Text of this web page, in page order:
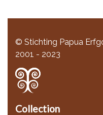
© Stichting Papua
2001 - 2023
Collection